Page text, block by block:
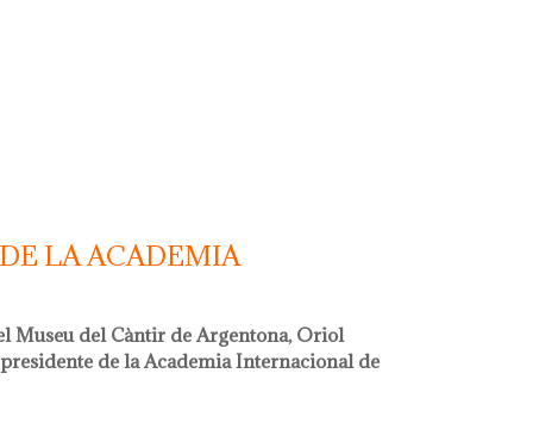
LA ACADEMIA
Museu del Càntir de Argentona, Oriol
de la Academia Internacional de